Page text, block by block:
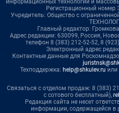
информационных технологий и
Регистрационный
Учредитель: Общество с
Главный редактор:
Адрес редакции: 630099, Россия,
телефон 8 (383) 212-52-52, 8
Электронный адрес
Контактные данные для
Техподдержка: help@shkulev.ru или
Связаться с отделом продаж: 8 (383)
с сотового бесплатный),
Редакция сайта не несет
информации, содержащейся в